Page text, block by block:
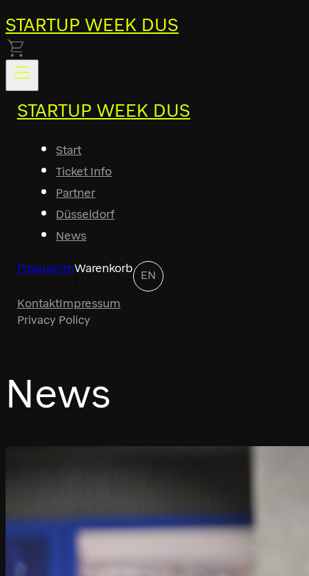
STARTUP WEEK DUS
STARTUP WEEK DUS
Start
Ticket Info
Partner
Düsseldorf
News
ProgrammWarenkorb
EN
KontaktImpressum
Privacy Policy
News